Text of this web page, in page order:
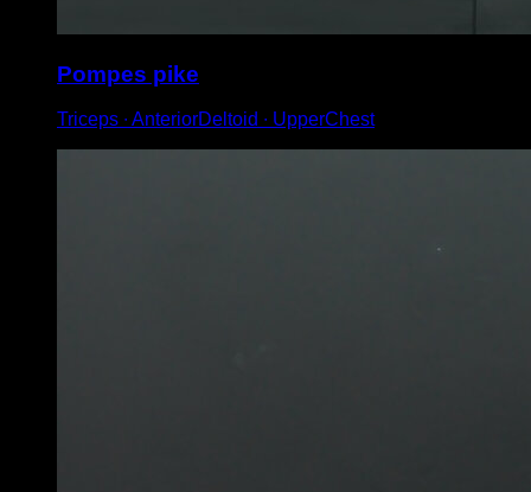
Pompes pike
Triceps ∙ AnteriorDeltoid ∙ UpperChest